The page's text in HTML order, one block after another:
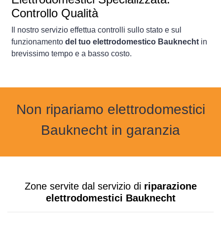
Controllo Qualità
Il nostro servizio effettua controlli sullo stato e sul
funzionamento del tuo elettrodomestico Bauknecht in
brevissimo tempo e a basso costo.
Non ripariamo elettrodomestici
Bauknecht in garanzia
Zone servite dal servizio di riparazione
elettrodomestici Bauknecht